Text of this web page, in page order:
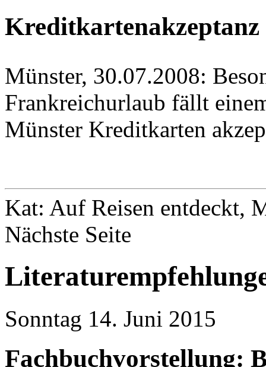
Münster, 30.07.2008:
Frankreichurlaub fällt
Münster Kreditkarten
Kat: Auf Reisen entdeckt,
Nächste Seite
Sonntag 14. Juni 2015
Fachbuchvorstellung: